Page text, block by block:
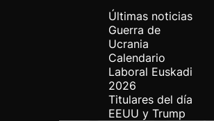
Últimas noticias
Guerra de
Ucrania
Calendario
Laboral Euskadi
2026
Titulares del día
EEUU y Trump